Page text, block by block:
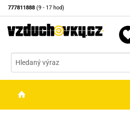
777811888 (9 - 17 hod)